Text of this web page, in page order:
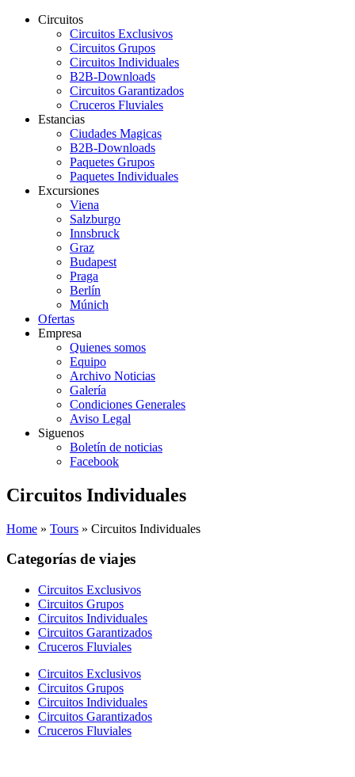
Circuitos
Circuitos Exclusivos
Circuitos Grupos
Circuitos Individuales
B2B-Downloads
Circuitos Garantizados
Cruceros Fluviales
Estancias
Ciudades Magicas
B2B-Downloads
Paquetes Grupos
Paquetes Individuales
Excursiones
Viena
Salzburgo
Innsbruck
Graz
Budapest
Praga
Berlín
Múnich
Ofertas
Empresa
Quienes somos
Equipo
Archivo Noticias
Galería
Condiciones Generales
Aviso Legal
Siguenos
Boletín de noticias
Facebook
Circuitos Individuales
Home » Tours » Circuitos Individuales
Categorías de viajes
Circuitos Exclusivos
Circuitos Grupos
Circuitos Individuales
Circuitos Garantizados
Cruceros Fluviales
Circuitos Exclusivos
Circuitos Grupos
Circuitos Individuales
Circuitos Garantizados
Cruceros Fluviales